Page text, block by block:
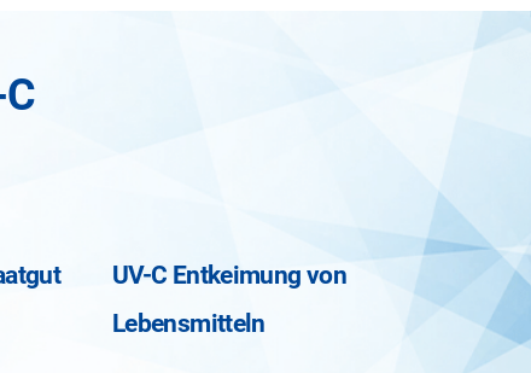
UV-C Entkeimung von
Lebensmitteln